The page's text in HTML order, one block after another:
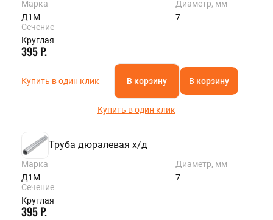
Марка
Д1М
Диаметр, мм
7
Сечение
Круглая
395 Р.
Купить в один клик В корзину В корзину
Купить в один клик
Труба дюралевая х/д
Марка
Д1М
Диаметр, мм
7
Сечение
Круглая
395 Р.